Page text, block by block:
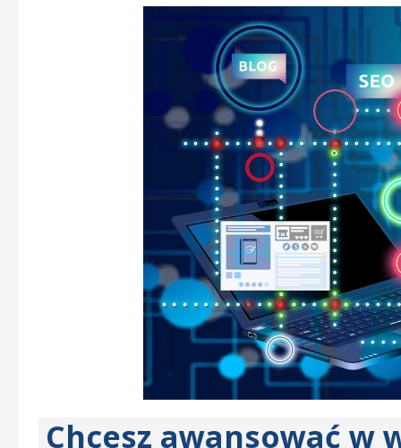
Chcesz awansować w